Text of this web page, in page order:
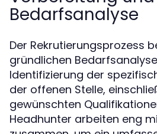
Bedarfsanalyse
Der Rekrutierungsprozess
gründlichen
Identifizierung der
der offenen Stelle,
gewünschten
Headhunter arbeiten eng